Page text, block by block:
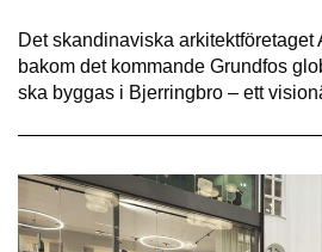
Det skandinaviska arkitektföretaget
bakom det kommande Grundfos
ska byggas i Bjerringbro – ett